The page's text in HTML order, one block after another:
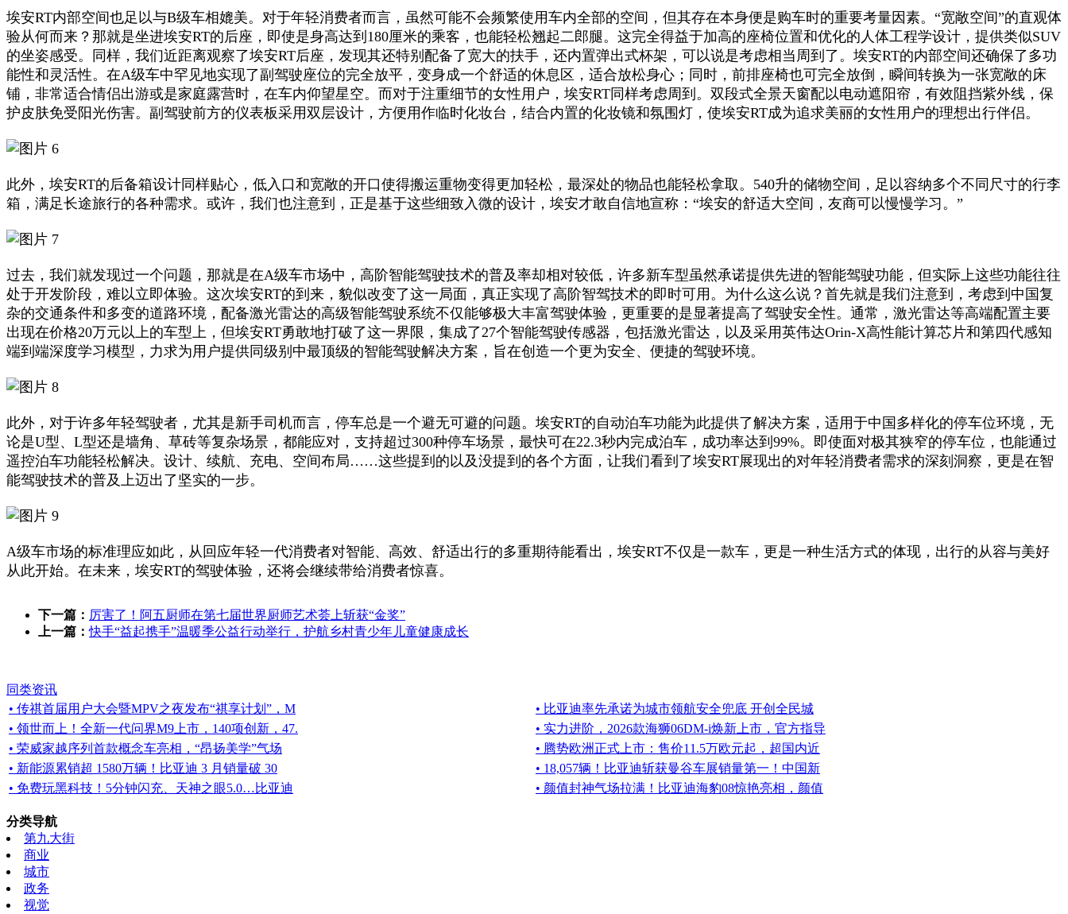
埃安RT内部空间也足以与B级车相媲美。对于年轻消费者而言，虽然可能不会频繁使用车内全部的空间，但其存在本身便是购车时的重要考量因素。“宽敞空间”的直观体
验从何而来？那就是坐进埃安RT的后座，即使是身高达到180厘米的乘客，也能轻松翘起二郎腿。这完全得益于加高的座椅位置和优化的人体工程学设计，提供类似SUV
的坐姿感受。同样，我们近距离观察了埃安RT后座，发现其还特别配备了宽大的扶手，还内置弹出式杯架，可以说是考虑相当周到了。埃安RT的内部空间还确保了多功
能性和灵活性。在A级车中罕见地实现了副驾驶座位的完全放平，变身成一个舒适的休息区，适合放松身心；同时，前排座椅也可完全放倒，瞬间转换为一张宽敞的床
铺，非常适合情侣出游或是家庭露营时，在车内仰望星空。而对于注重细节的女性用户，埃安RT同样考虑周到。双段式全景天窗配以电动遮阳帘，有效阻挡紫外线，保
护皮肤免受阳光伤害。副驾驶前方的仪表板采用双层设计，方便用作临时化妆台，结合内置的化妆镜和氛围灯，使埃安RT成为追求美丽的女性用户的理想出行伴侣。
此外，埃安RT的后备箱设计同样贴心，低入口和宽敞的开口使得搬运重物变得更加轻松，最深处的物品也能轻松拿取。540升的储物空间，足以容纳多个不同尺寸的行李
箱，满足长途旅行的各种需求。或许，我们也注意到，正是基于这些细致入微的设计，埃安才敢自信地宣称：“埃安的舒适大空间，友商可以慢慢学习。”
过去，我们就发现过一个问题，那就是在A级车市场中，高阶智能驾驶技术的普及率却相对较低，许多新车型虽然承诺提供先进的智能驾驶功能，但实际上这些功能往往
处于开发阶段，难以立即体验。这次埃安RT的到来，貌似改变了这一局面，真正实现了高阶智驾技术的即时可用。为什么这么说？首先就是我们注意到，考虑到中国复
杂的交通条件和多变的道路环境，配备激光雷达的高级智能驾驶系统不仅能够极大丰富驾驶体验，更重要的是显著提高了驾驶安全性。通常，激光雷达等高端配置主要
出现在价格20万元以上的车型上，但埃安RT勇敢地打破了这一界限，集成了27个智能驾驶传感器，包括激光雷达，以及采用英伟达Orin-X高性能计算芯片和第四代感知
端到端深度学习模型，力求为用户提供同级别中最顶级的智能驾驶解决方案，旨在创造一个更为安全、便捷的驾驶环境。
此外，对于许多年轻驾驶者，尤其是新手司机而言，停车总是一个避无可避的问题。埃安RT的自动泊车功能为此提供了解决方案，适用于中国多样化的停车位环境，无
论是U型、L型还是墙角、草砖等复杂场景，都能应对，支持超过300种停车场景，最快可在22.3秒内完成泊车，成功率达到99%。即使面对极其狭窄的停车位，也能通过
遥控泊车功能轻松解决。设计、续航、充电、空间布局……这些提到的以及没提到的各个方面，让我们看到了埃安RT展现出的对年轻消费者需求的深刻洞察，更是在智
能驾驶技术的普及上迈出了坚实的一步。
A级车市场的标准理应如此，从回应年轻一代消费者对智能、高效、舒适出行的多重期待能看出，埃安RT不仅是一款车，更是一种生活方式的体现，出行的从容与美好
从此开始。在未来，埃安RT的驾驶体验，还将会继续带给消费者惊喜。
下一篇： 厉害了！阿五厨师在第七届世界厨师艺术荟上斩获“金奖”
上一篇：快手“益起携手”温暖季公益行动举行，护航乡村青少年儿童健康成长
同类资讯
• 传祺首届用户大会暨MPV之夜发布“祺享计划”，M
• 比亚迪率先承诺为城市领航安全兜底 开创全民城
• 领世而上！全新一代问界M9上市，140项创新，47.
• 实力进阶，2026款海狮06DM-i焕新上市，官方指导
• 荣威家越序列首款概念车亮相，“昂扬美学”气场
• 腾势欧洲正式上市：售价11.5万欧元起，超国内近
• 新能源累销超 1580万辆！比亚迪 3 月销量破 30
• 18,057辆！比亚迪斩获曼谷车展销量第一！中国新
• 免费玩黑科技！5分钟闪充、天神之眼5.0…比亚迪
• 颜值封神气场拉满！比亚迪海豹08惊艳亮相，颜值
分类导航
第九大街
商业
城市
政务
视觉